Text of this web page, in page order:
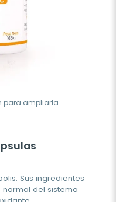
para ampliarla
Sus ingredientes
del sistema